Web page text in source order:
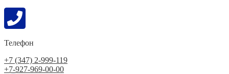
Телефон
+7 (347) 2-999-119
+7-927-969-00-00